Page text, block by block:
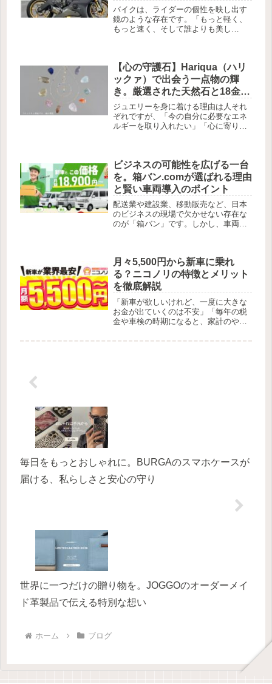
能と美しさを引き出す究極のカ
スタムガイド
バイクは、ライダーの個性を映し出す
鏡のような存在です。「もっと軽く、
もっと速く、そして誰よりも美し
AMOTOPART（アモトパーツ）です。
本物志向のライ...
【心の守護石】Hariqua（ハリ
ックァ）で出会う一点物の輝
き。厳選された天然石と18金が
紡ぐ、あなたを癒やすジュエリ
ー物語
ジュエリーを身に着ける理由は人それ
ぞれですが、「今の自分に必要なエネ
ルギーを取り入れたい」「心に寄り添
クァは、世界中から厳選された...
ビジネスの可能性を広げる一台
を。箱バン.comが選ばれる理由
と賢い車両導入のポイント
配送業や建設業、移動販売など、日本
のビジネスの現場で欠かせない存在な
のが「箱バン」です。しかし、車両を
ん。そこで今、注目されているのがビ
ジネ...
月々5,500円から新車に乗れ
る？ニコノリの特徴とメリット
を徹底解説
「新車が欲しいけれど、一度に大きな
お金が出ていくのは不安」「毎年の税
金や車検の時期になると、家計のやり
毎日をもっとおしゃれに。BURGAのスマホケースが
届ける、私らしさと安心の守り
世界に一つだけの贈り物を。JOGGOのオーダーメイ
ド革製品で伝える特別な想い
ホーム ブログ